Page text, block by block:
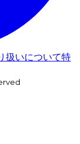
扱いについて特